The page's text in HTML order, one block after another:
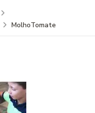
MolhoTomate